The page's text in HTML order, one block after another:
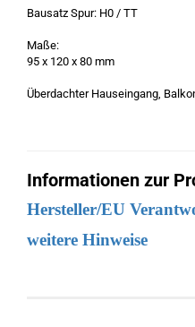
Bausatz Spur: H0 / TT
Maße:
95 x 120 x 80 mm
Überdachter Hauseingang,
Informationen zur
Hersteller/EU
weitere Hinweise